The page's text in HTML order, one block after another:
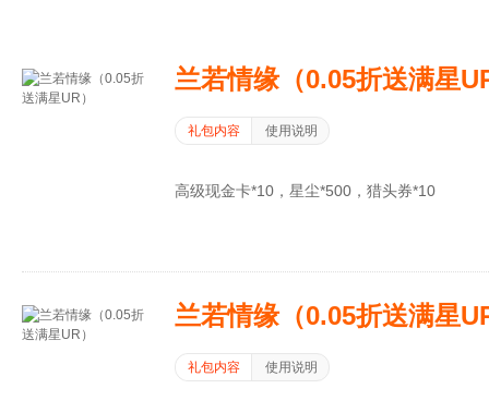
兰若情缘（0.05折送满星
礼包内容 使用说明
高级现金卡*10，星尘*500，猎头券*10
兰若情缘（0.05折送满星
礼包内容 使用说明